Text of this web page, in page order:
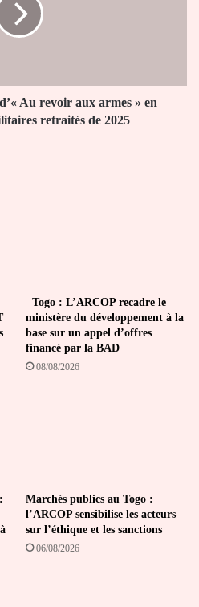
Au revoir aux armes » en
retraités de 2025
Togo : L’ARCOP recadre le
ministère du développement à la
base sur un appel d’offres
financé par la BAD
08/08/2026
Marchés publics au Togo :
l’ARCOP sensibilise les acteurs
sur l’éthique et les sanctions
06/08/2026